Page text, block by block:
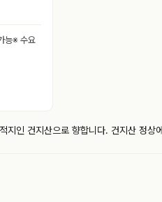
능※ 수요
인 건지산으로 향합니다. 건지산 정상